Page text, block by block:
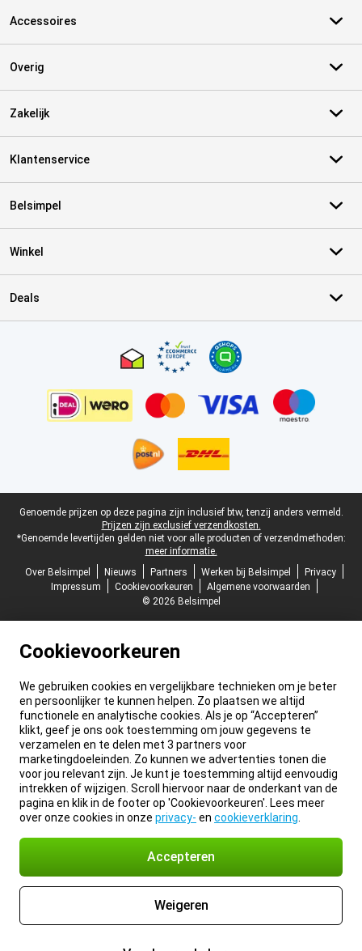
Accessoires
Overig
Zakelijk
Klantenservice
Belsimpel
Winkel
Deals
Juridische voettekst
Genoemde prijzen op deze pagina zijn inclusief btw, tenzij anders vermeld.
Prijzen zijn exclusief verzendkosten.
*Genoemde levertijden gelden niet voor alle producten of verzendmethoden:
meer informatie.
Over Belsimpel
Nieuws Partners Werken bij Belsimpel
Privacy
Impressum
Cookievoorkeuren
Algemene voorwaarden
© 2026 Belsimpel
Cookievoorkeuren
We gebruiken cookies en vergelijkbare technieken om je beter
en persoonlijker te kunnen helpen. Zo plaatsen we altijd
functionele en analytische cookies. Als je op “Accepteren”
klikt, geef je ons ook toestemming om jouw gegevens te
verzamelen en te delen met 3 partners voor
marketingdoeleinden. Zo kunnen we advertenties tonen die
voor jou relevant zijn. Je kunt je toestemming altijd eenvoudig
intrekken of wijzigen. Scroll hiervoor naar de onderkant van de
pagina en klik in de footer op 'Cookievoorkeuren'. Lees meer
over onze cookies in onze privacy- en cookieverklaring
Accepteren
Weigeren